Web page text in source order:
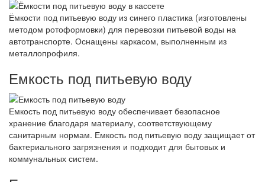
Ёмкости под питьевую воду из синего пластика (изготовлены
методом ротоформовки) для перевозки питьевой воды на
автотранспорте. Оснащены каркасом, выполненным из
металлопрофиля.
Емкость под питьевую воду
Емкость под питьевую воду обеспечивает безопасное
хранение благодаря материалу, соответствующему
санитарным нормам. Емкость под питьевую воду защищает от
бактериального загрязнения и подходит для бытовых и
коммунальных систем.